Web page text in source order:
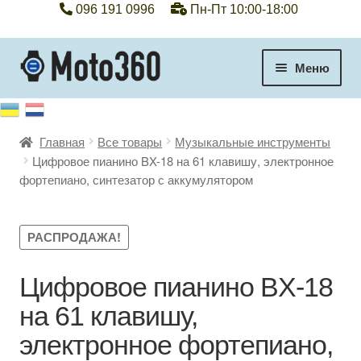
096 191 0996 Пн-Пт 10:00-18:00
Перейти
к
навигации
Перейти
к
содержимому
Меню
+38 096 191 0996
Категории
Гарантия
Оплата, доставка
Контакты
Отзывы
Главная Все товары
Музыкальные инструменты
Цифровое пианино BX-18 на 61 клавишу, электронное
фортепиано, синтезатор с аккумулятором
РАСПРОДАЖА!
Цифровое пианино BX-18
на 61 клавишу,
электронное фортепиано,